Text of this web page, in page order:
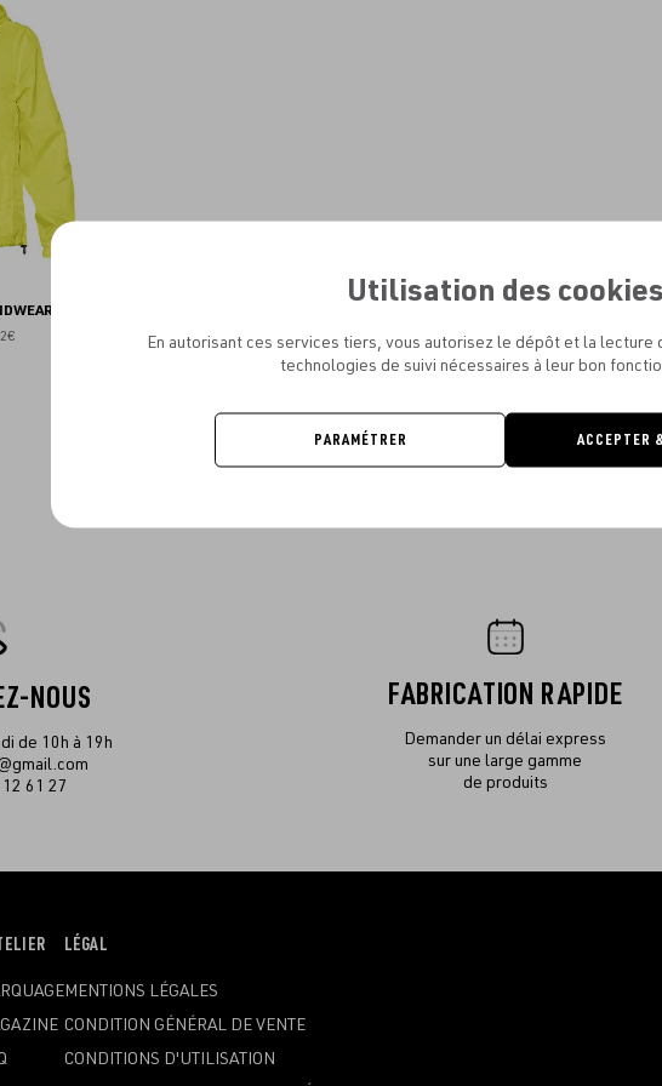
JACKET
NOUS
de 10h à 19h
61 27
FABRICATION RAPIDE
Demander un délai express
sur une large gamme
de produits
OUVRIR
MENU
LÉGAL
MENTIONS LÉGALES
CONDITION GÉNÉRAL DE VENTE
CONDITIONS D'UTILISATION
Utilisation des cookies
En autorisant ces services tiers, vous autorisez le dépôt et la
technologies de suivi nécessaires à leur bon
PARAMÉTRER ACCEPTER